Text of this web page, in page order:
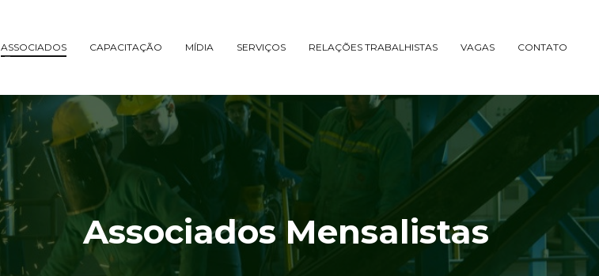
ASSOCIADOS CAPACITAÇÃO MÍDIA SERVIÇOS RELAÇÕES TRABALHISTAS VAGAS CONTATO
Associados Mensalistas